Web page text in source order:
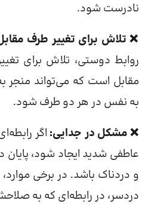
نادرست شود.
❌ تلاش برای تغییر طرف
روابط دوستی، تلاش برای
مقابل است که می‌تواند منجر
به نفس در هر دو طرف شود.
❌ مشکل در جدایی: اگر
عاطفی شدید ایجاد شود، پایان
و دردناک باشد. در برخی موارد،
دردسر، در رابطه‌ای که به